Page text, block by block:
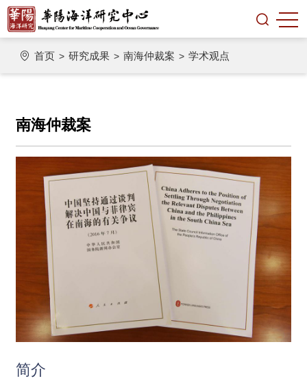
首页 > 研究成果 > 南海仲裁案 > 学术观点
南海仲裁案
简介